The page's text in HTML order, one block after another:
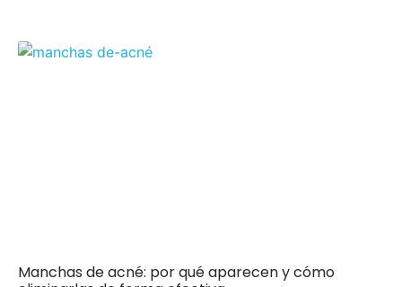
Manchas de acné: por qué aparecen y cómo